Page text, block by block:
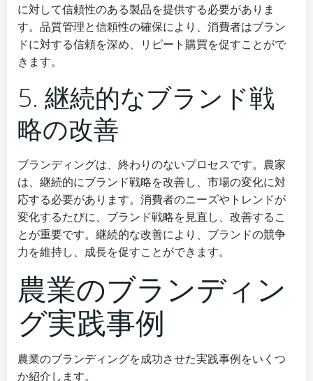
に対して信頼性のある製品を提供する必要がありま
す。品質管理と信頼性の確保により、消費者はブラン
ドに対する信頼を深め、リピート購買を促すことがで
きます。
5. 継続的なブランド戦
略の改善
ブランディングは、終わりのないプロセスです。農家
は、継続的にブランド戦略を改善し、市場の変化に対
応する必要があります。消費者のニーズやトレンドが
変化するたびに、ブランド戦略を見直し、改善するこ
とが重要です。継続的な改善により、ブランドの競争
力を維持し、成長を促すことができます。
農業のブランディン
グ実践事例
農業のブランディングを成功させた実践事例をいくつ
か紹介します。